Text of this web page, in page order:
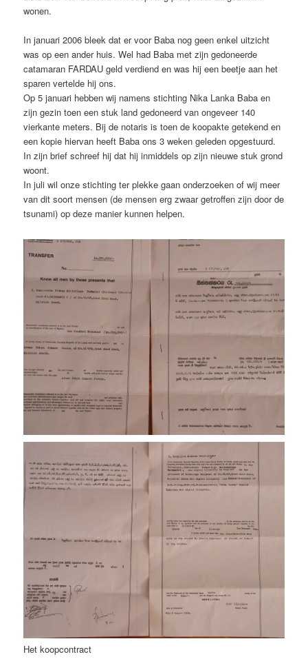
wonen.
In januari 2006 bleek dat er voor Baba nog geen enkel uitzicht
was op een ander huis. Wel had Baba met zijn gedoneerde
catamaran FARDAU geld verdiend en was hij een beetje aan het
sparen vertelde hij ons.
Op 5 januari hebben wij namens stichting Nika Lanka Baba en
zijn gezin toen een stuk land gedoneerd van ongeveer 140
vierkante meters. Bij de notaris is toen de koopakte getekend en
een kopie hiervan heeft Baba ons 3 weken geleden opgestuurd.
In zijn brief schreef hij dat hij inmiddels op zijn nieuwe stuk grond
woont.
In juli wil onze stichting ter plekke gaan onderzoeken of wij meer
van dit soort mensen (de mensen erg zwaar getroffen zijn door de
tsunami) op deze manier kunnen helpen.
Het koopcontract